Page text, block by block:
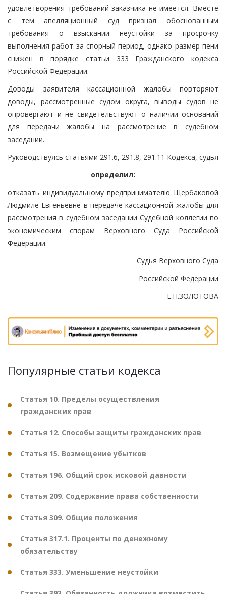
удовлетворения требований заказчика не имеется. Вместе
с тем апелляционный суд признал обоснованным
требования о взыскании неустойки за просрочку
выполнения работ за спорный период, однако размер пени
снижен в порядке статьи 333 Гражданского кодекса
Российской Федерации.
Доводы заявителя кассационной жалобы повторяют
доводы, рассмотренные судом округа, выводы судов не
опровергают и не свидетельствуют о наличии оснований
для передачи жалобы на рассмотрение в судебном
заседании.
Руководствуясь статьями 291.6, 291.8, 291.11 Кодекса, судья
определил:
отказать индивидуальному предпринимателю Щербаковой
Людмиле Евгеньевне в передаче кассационной жалобы для
рассмотрения в судебном заседании Судебной коллегии по
экономическим спорам Верховного Суда Российской
Федерации.
Судья Верховного Суда
Российской Федерации
Е.Н.ЗОЛОТОВА
Популярные статьи кодекса
Статья 10. Пределы осуществления
гражданских прав
Статья 12. Способы защиты гражданских прав
Статья 15. Возмещение убытков
Статья 196. Общий срок исковой давности
Статья 209. Содержание права собственности
Статья 309. Общие положения
Статья 317.1. Проценты по денежному
обязательству
Статья 333. Уменьшение неустойки